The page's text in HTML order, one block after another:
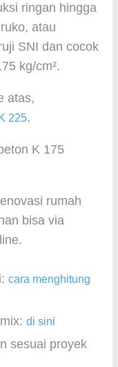
ringan hingga
atau
SNI dan cocok
kg/cm².
atas,
K 225.
K 175
rumah
bisa via
cara menghitung
di sini
sesuai proyek